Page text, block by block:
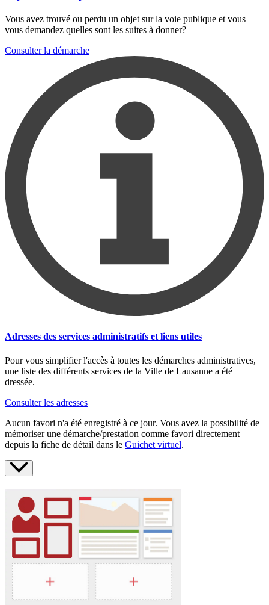
Vous avez trouvé ou perdu un objet sur la voie publique et vous
vous demandez quelles sont les suites à donner?
Consulter la démarche
Adresses des services administratifs et liens utiles
Pour vous simplifier l'accès à toutes les démarches administratives,
une liste des différents services de la Ville de Lausanne a été
dressée.
Consulter les adresses
Aucun favori n'a été enregistré à ce jour. Vous avez la possibilité de
mémoriser une démarche/prestation comme favori directement
depuis la fiche de détail dans le Guichet virtuel.